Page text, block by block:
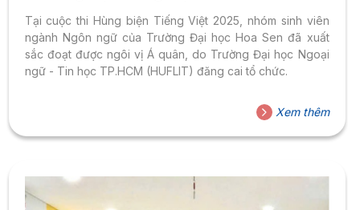
Tại cuộc thi Hùng biện Tiếng Việt 2025, nhóm sinh viên
ngành Ngôn ngữ của Trường Đại học Hoa Sen đã xuất
sắc đoạt được ngôi vị Á quân, do Trường Đại học Ngoại
ngữ - Tin học TP.HCM (HUFLIT) đăng cai tổ chức.
Xem thêm